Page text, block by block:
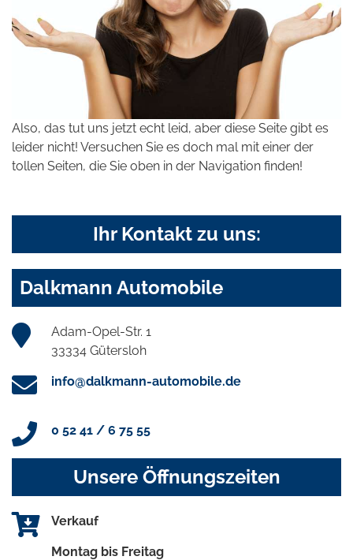
Also, das tut uns jetzt echt leid, aber diese Seite gibt es
leider nicht! Versuchen Sie es doch mal mit einer der
tollen Seiten, die Sie oben in der Navigation finden!
Ihr Kontakt zu uns:
Dalkmann Automobile
Adam-Opel-Str. 1
33334 Gütersloh
info@dalkmann-automobile.de
0 52 41 / 6 75 55
Unsere Öffnungszeiten
Verkauf
Montag bis Freitag